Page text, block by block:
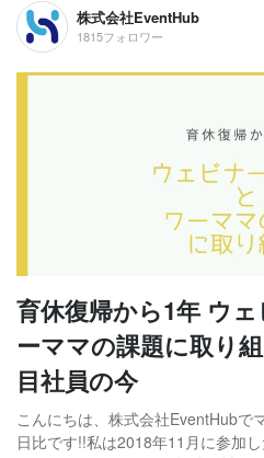
株式会社EventHub
1815フォロワー
育休復帰から1年 ウ
ーママの課題に取り
目社員の今
こんにちは、株式会社EventHubで
日比です!!私は2018年11月に参加